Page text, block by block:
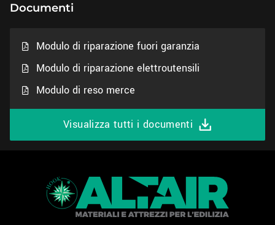
Documenti
Modulo di riparazione fuori garanzia
Modulo di riparazione elettroutensili
Modulo di reso merce
Visualizza tutti i documenti